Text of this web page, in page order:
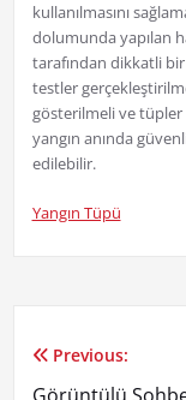
kullanılmasını
dolumunda yapılan
tarafından dikkatli bir
testler
gösterilmeli ve tüpler
yangın anında
edilebilir.
Yangın Tüpü
Yazı
Previous: